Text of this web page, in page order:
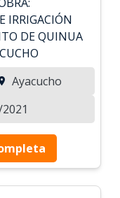
IRRIGACIÓN
DE QUINUA
Ayacucho